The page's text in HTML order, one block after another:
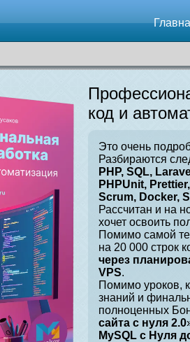
код и
Это очень
Разбираются
PHP, SQL,
PHPUnit,
Scrum, Docker,
Рассчитан и на
хочет освоить
Помимо самой
на 20 000 строк
через
VPS.
Помимо уроков,
знаний и
полноценных
сайта с нуля 2.0
MySQL с Нуля